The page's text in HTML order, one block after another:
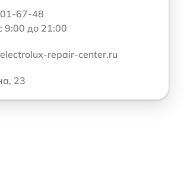
67-48
9:00 до 21:00
repair-center.ru
23